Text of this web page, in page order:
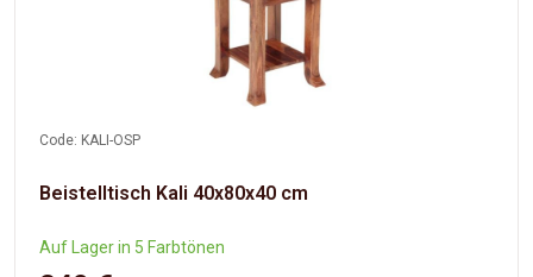
Code: KALI-OSP
Beistelltisch Kali 40x80x40 cm
Auf Lager in 5 Farbtönen